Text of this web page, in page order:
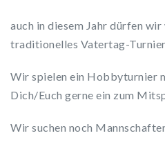
auch in diesem Jahr dürfen wir
traditionelles Vatertag-
Wir spielen ein Hobbyturnier
Dich/Euch gerne ein zum
Wir suchen noch